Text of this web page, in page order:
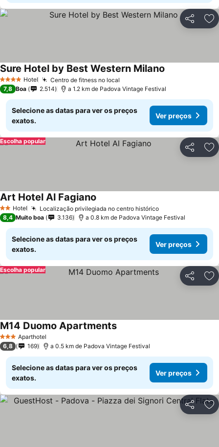
Partilhar
4 EstrelasHotel Centro de fitness no local
Sure Hotel by Best Western Milano
7,8 Boa 2.514 a 1.2 km de Padova Vintage Festival
Selecione as datas para ver os preços
exatos.
Ver preços
Partilhar
Escolha popular
2 Estrelas
Hotel Localização privilegiada no centro histórico
Art Hotel Al Fagiano
8,4 Muito boa 3.136 a 0.8 km de Padova Vintage Festival
Selecione as datas para ver os preços
exatos.
Ver preços
Partilhar
Escolha popular
3 EstrelasAparthotel
M14 Duomo Apartments
6,8 169 a 0.5 km de Padova Vintage Festival
Selecione as datas para ver os preços
exatos.
Ver preços
Partilhar